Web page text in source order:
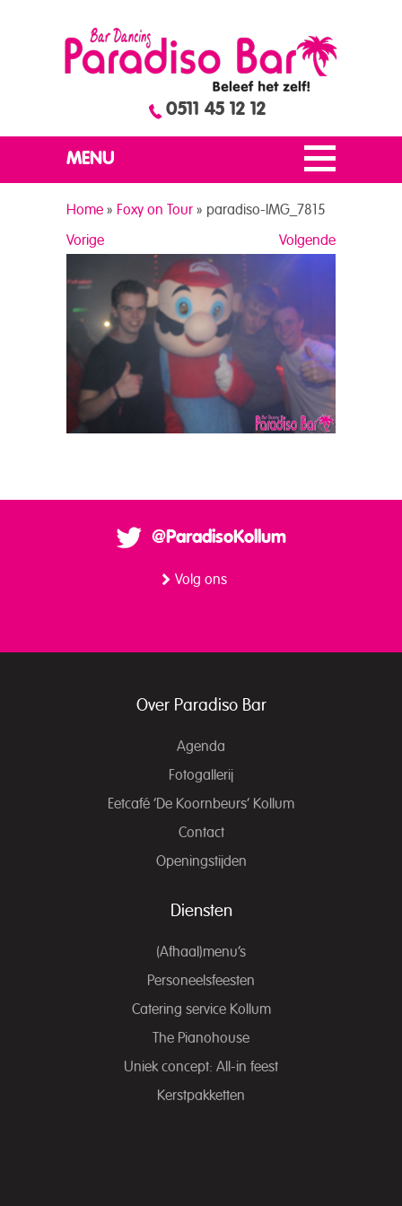
0511 45 12 12
MENU
Home » Foxy on Tour » paradiso-IMG_7815
Volgende
Vorige
@ParadisoKollum
Volg ons
Over Paradiso Bar
Agenda
Fotogallerij
Eetcafé ‘De Koornbeurs’ Kollum
Contact
Openingstijden
Diensten
(Afhaal)menu’s
Personeelsfeesten
Catering service Kollum
The Pianohouse
Uniek concept: All-in feest
Kerstpakketten